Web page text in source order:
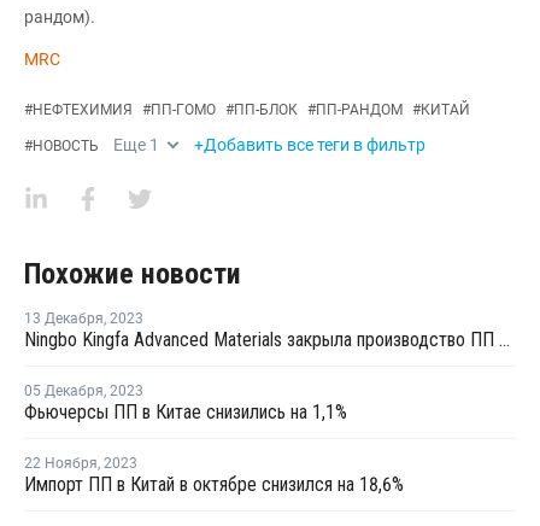
рандом).
MRC
#НЕФТЕХИМИЯ #ПП-ГОМО #ПП-БЛОК #ПП-РАНДОМ #КИТАЙ
#НОВОСТЬ Еще 1 +Добавить все теги в фильтр
Похожие новости
13 Декабря, 2023
Ningbo Kingfa Advanced Materials закрыла производство ПП в Нинбо на ремонт
05 Декабря, 2023
Фьючерсы ПП в Китае снизились на 1,1%
22 Ноября, 2023
Импорт ПП в Китай в октябре снизился на 18,6%